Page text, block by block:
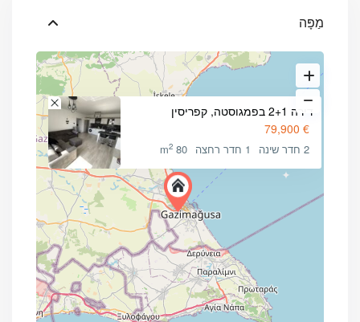
מַפָּה
דירה 2+1 בפמגוסטה, קפריסין
€ 79,900
2 חדר שינה 1 חדר רחצה 80 m
2